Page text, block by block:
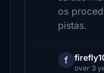
os
pistas.
f
over 3